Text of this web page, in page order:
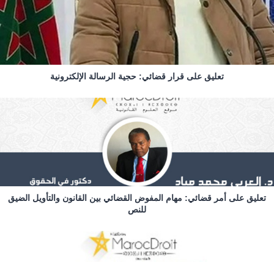
تعليق على قرار قضائي: حجية الرسالة الإلكترونية
تعليق على أمر قضائي: مهام المفوض القضائي بين القانون والتأويل الضيق
للنص